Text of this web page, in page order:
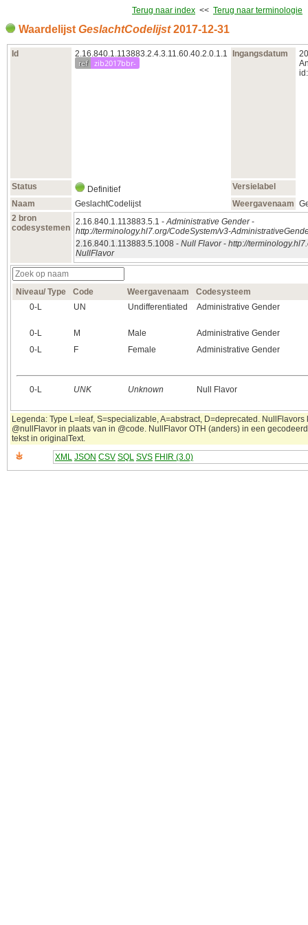
Terug naar index << Terug naar terminologie
Waardelijst GeslachtCodelijst2017‑12‑31
Id 2.16.840.1.113883.2.4.3.11.60.40.2.0.1.1
ref zib2017bbr-
Ingangsdatum
id:
Status Definitief
Versielabel
Naam
GeslachtCodelijst Weergavenaam
2 bron
codesystemen
2.16.840.1.113883.5.1 -Administrative Gender-
http://terminology.hl7.org/CodeSystem/v3-
2.16.840.1.113883.5.1008 - Null Flavor- http://
NullFlavor
Niveau/ Type Code Weergavenaam
Codesysteem
0‑L
UN Undifferentiated Administrative Gender
0‑L M Male
Administrative Gender
0‑L
F Female Administrative Gender
0‑L UNK Unknown Null Flavor
Legenda: Type L=leaf, S=specializable, A=abstract, D=deprecated. NullFlavors
@nullFlavor in plaats van in @code. NullFlavor OTH (anders) in een
tekst in originalText.
XML JSON CSV SQL SVS FHIR (3.0)